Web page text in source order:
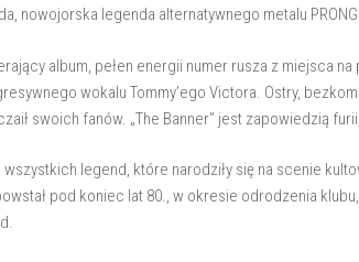
nowojorska legenda alternatywnego metalu
album, pełen energii numer rusza z miejsca
wokalu Tommy’ego Victora. Ostry,
swoich fanów. „The Banner” jest zapowiedzią
legend, które narodziły się na scenie
pod koniec lat 80., w okresie odrodzenia